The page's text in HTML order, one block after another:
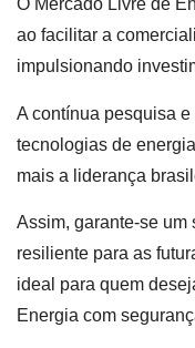
O Mercado Livre de
ao facilitar a
impulsionando
A contínua pesquisa
tecnologias de
mais a liderança
Assim, garante-se um
resiliente para as
ideal para quem
Energia com